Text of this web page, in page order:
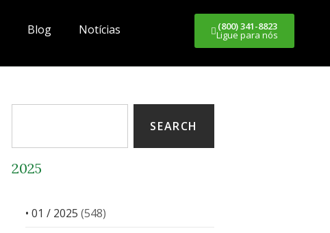
(800) 341-8823
Ligue para nós
Blog Notícias
SEARCH
2025
• 01 / 2025 (548)